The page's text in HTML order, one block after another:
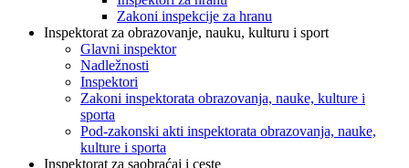
Zakoni inspekcije za hranu
Inspektorat za obrazovanje, nauku, kulturu i sport
Glavni inspektor
Nadležnosti
Inspektori
Zakoni inspektorata obrazovanja, nauke, kulture i
sporta
Pod-zakonski akti inspektorata obrazovanja, nauke,
kulture i sporta
Inspektorat za saobraćaj i ceste